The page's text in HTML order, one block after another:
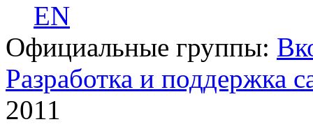
EN
Официальные группы:
Разработка и поддержка
2011